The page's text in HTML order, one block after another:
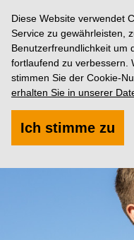
Diese Website verwendet
Service zu gewährleisten,
Benutzerfreundlichkeit um
fortlaufend zu verbessern.
stimmen Sie der Cookie-
erhalten Sie in unserer
Ich stimme zu